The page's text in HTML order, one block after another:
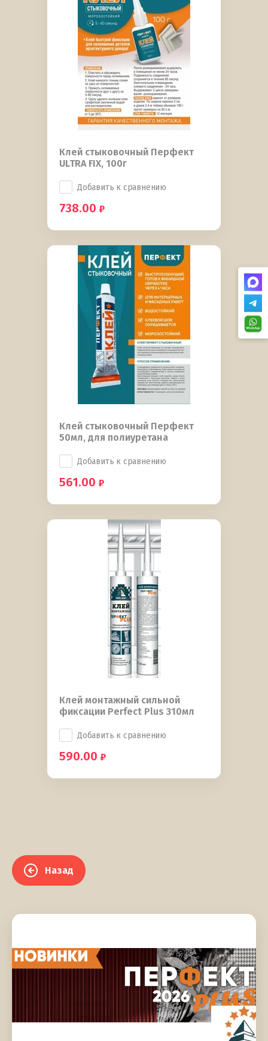
Клей стыковочный Перфект
ULTRA FIX, 100г
Добавить к сравнению
738.00
Клей стыковочный Перфект
50мл, для полиуретана
Добавить к сравнению
561.00
Клей монтажный сильной
фиксации Perfect Plus 310мл
Добавить к сравнению
590.00
Назад